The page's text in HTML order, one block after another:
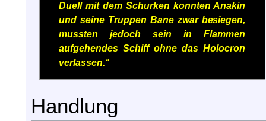
Duell mit dem Schurken konnten Anakin
und seine Truppen Bane zwar besiegen,
mussten jedoch sein in Flammen
aufgehendes Schiff ohne das Holocron
verlassen.“
Handlung